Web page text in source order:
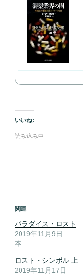
いいね:
読み込み中…
関連
パラダイス・ロスト
2019年11月9日
本
ロスト・シンボル 上
2019年11月17日